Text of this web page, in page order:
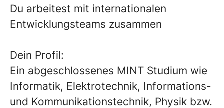
Du arbeitest mit internationalen
Entwicklungsteams zusammen
Dein Profil:
Ein abgeschlossenes MINT Studium wie
Informatik, Elektrotechnik, Informations-
und Kommunikationstechnik, Physik bzw.